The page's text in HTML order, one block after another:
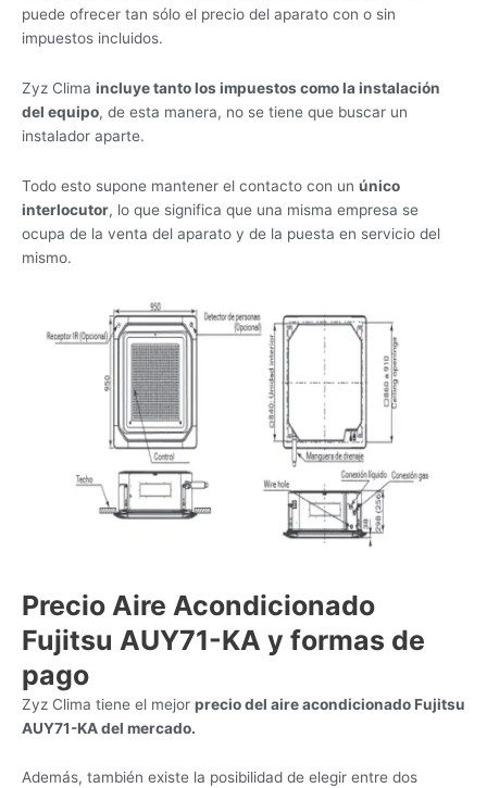
puede ofrecer tan sólo el precio del aparato con o sin
impuestos incluidos.
Zyz Clima incluye tanto los impuestos como la instalación
del equipo, de esta manera, no se tiene que buscar un
instalador aparte.
Todo esto supone mantener el contacto con un único
interlocutor, lo que significa que una misma empresa se
ocupa de la venta del aparato y de la puesta en servicio del
mismo.
Precio Aire Acondicionado
Fujitsu AUY71-KA y formas de
pago
Zyz Clima tiene el mejor precio del aire acondicionado Fujitsu
AUY71-KA del mercado.
Además, también existe la posibilidad de elegir entre dos